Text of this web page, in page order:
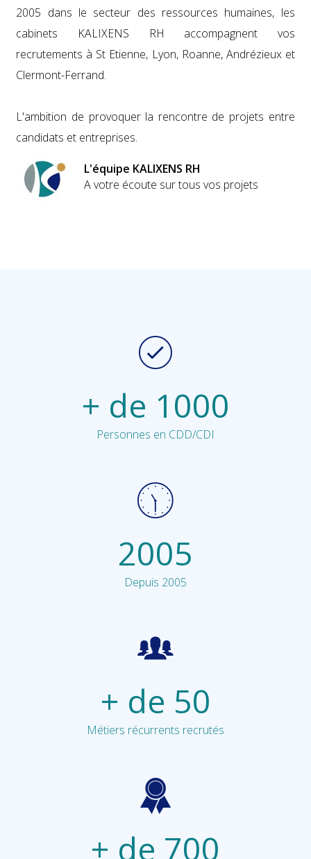
2005 dans le secteur des ressources humaines, les
cabinets KALIXENS RH accompagnent vos
recrutements à St Etienne, Lyon, Roanne, Andrézieux et
Clermont-Ferrand.
L'ambition de provoquer la rencontre de projets entre
candidats et entreprises.
L'équipe KALIXENS RH
A votre écoute sur tous vos projets
+ de 1000
Personnes en CDD/CDI
2005
Depuis 2005
+ de 50
Métiers récurrents recrutés
+ de 700